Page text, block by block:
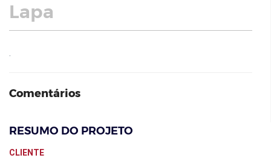
Lapa
Comentários
RESUMO DO PROJETO
CLIENTE